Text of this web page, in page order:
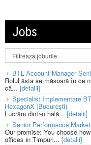
Jobs
BTL Account Manager
Rolul ăsta se măsoară în ce
că... [detalii]
Specialist Implementare
HexagonX (București)
Lucrăm dintr-o hală...[detalii]
Senior Performance
Our promise: You choose
offices in Timpuri... [detalii]